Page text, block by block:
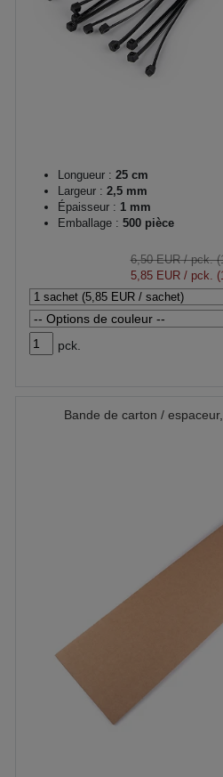
Longueur : 25 cm
Largeur : 2,5 mm
Épaisseur : 1 mm
Emballage : 500 pièce
6,50 EUR/ pck.
5,85 EUR/ pck.
pck.
Bande de carton /